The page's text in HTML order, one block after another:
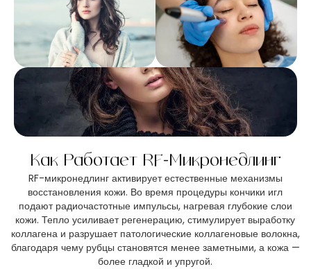
Как Работает RF-Микронедлинг
RF-микронедлинг активирует естественные механизмы
восстановления кожи. Во время процедуры кончики игл
подают радиочастотные импульсы, нагревая глубокие слои
кожи. Тепло усиливает регенерацию, стимулирует выработку
коллагена и разрушает патологические коллагеновые волокна,
благодаря чему рубцы становятся менее заметными, а кожа —
более гладкой и упругой.